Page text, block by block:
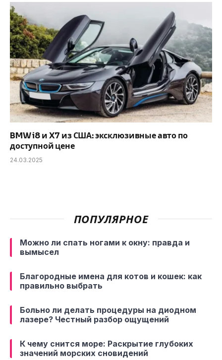
BMW i8 и X7 из США: эксклюзивные авто по
доступной цене
24.03.2025
ПОПУЛЯРНОЕ
Можно ли спать ногами к окну: правда и
вымысел
Благородные имена для котов и кошек: как
правильно выбрать
Больно ли делать процедуры на диодном
лазере? Честный разбор ощущений
К чему снится море: Раскрытие глубоких
значений морских сновидений